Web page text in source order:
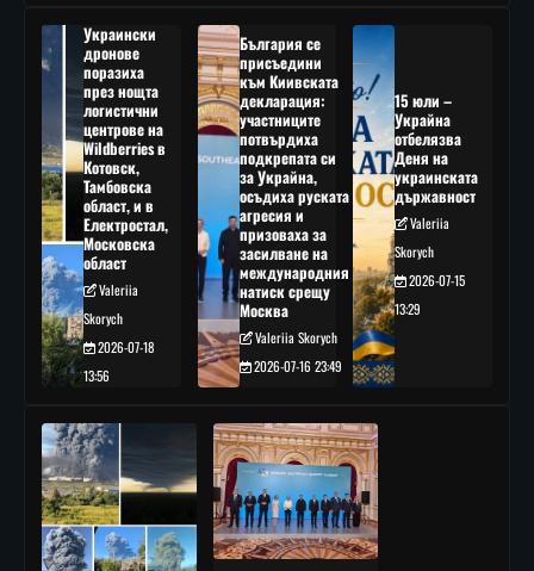
Украински
дронове
поразиха
през нощта
логистични
центрове на
Wildberries в
Котовск,
Тамбовска
област, и в
Електростал,
Московска
област
Valeriia
Skorych
2026-07-18
13:56
България се
присъедини
към Киивската
декларация:
участниците
потвърдиха
подкрепата си
за Украйна,
осъдиха руската
агресия и
призоваха за
засилване на
международния
натиск срещу
Москва
Valeriia Skorych
2026-07-16 23:49
15 юли –
Украйна
отбелязва
Деня на
украинската
държавност
Valeriia
Skorych
2026-07-15
13:29